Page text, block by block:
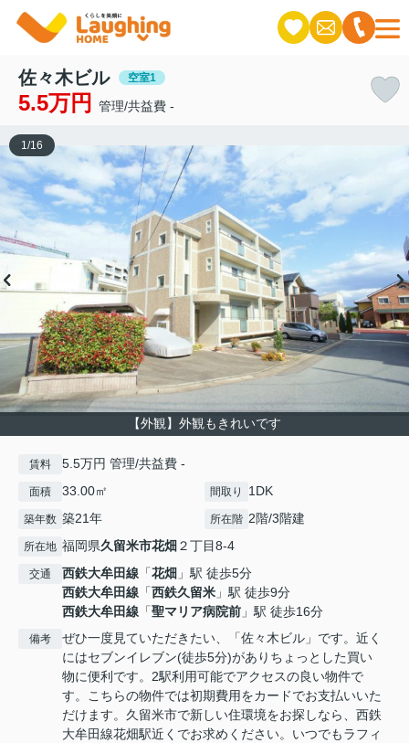
佐々木ビル 空室1
5.5万円 管理/共益費 -
【外観】外観もきれいです
1 /16
賃料 5.5万円 管理/共益費 -
面積 33.00㎡ 間取り 1DK
築年数 築21年 所在階 2階/3階建
所在地 福岡県久留米市花畑 ２丁目8-4
交通 西鉄大牟田線 「花畑 」駅 徒歩5分
西鉄大牟田線 「西鉄久留米 」駅 徒歩9分
西鉄大牟田線 「聖マリア病院前 」駅 徒歩16分
備考
ぜひ一度見ていただきたい、「佐々木ビル」です。近く
にはセブンイレブン(徒歩5分)がありちょっとした買い
物に便利です。2駅利用可能でアクセスの良い物件で
す。こちらの物件では初期費用をカードでお支払いいた
だけます。久留米市で新しい住環境をお探しなら、西鉄
大牟田線花畑駅近くでお求めください。いつでもラフィ